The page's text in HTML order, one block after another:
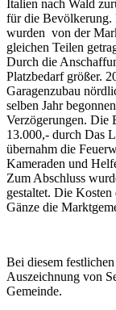
Italien nach Wald
für die Bevölkerung.
wurden von der
gleichen Teilen
Durch die
Platzbedarf größer.
Garagenzubau
selben Jahr
Verzögerungen. Die
13.000,- durch Das
übernahm die
Kameraden und
Zum Abschluss
gestaltet. Die
Gänze die
Bei diesem
Auszeichnung von
Gemeinde.